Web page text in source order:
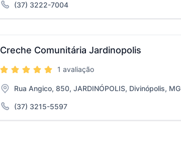
(37) 3222-7004
Creche Comunitária Jardinopolis
1 avaliação
Rua Angico, 850, JARDINÓPOLIS, Divinópolis, MG
(37) 3215-5597